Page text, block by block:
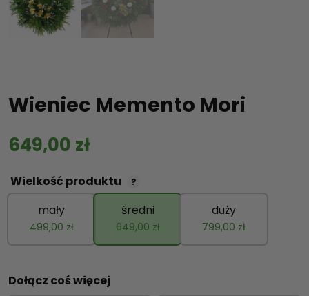
Wieniec Memento Mori
649,00 zł
Wielkość produktu ?
499,00 zł
mały
649,00 zł
średni
799,00 zł
duży
Dołącz coś więcej